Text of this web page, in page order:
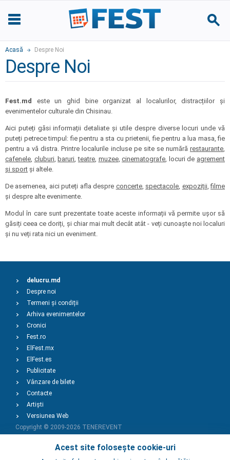
Acasă Despre Noi
Despre Noi
Fest.md
este un ghid bine organizat al localurilor, distracțiilor și
evenimentelor culturale din Chisinau.
Aici puteți găsi informații detaliate și utile despre diverse locuri unde vă
puteți petrece timpul: fie pentru a sta cu prietenii, fie pentru a lua masa, fie
pentru a vă distra. Printre localurile incluse pe site se numără restaurante,
cafenele, cluburi, baruri,teatre, muzee,cinematografe, locuri de agrement
și sport și altele.
De asemenea, aici puteți afla despre concerte, spectacole, expoziții,filme
și despre alte evenimente.
Modul în care sunt prezentate toate aceste informații vă permite ușor să
găsiți ceea ce doriți, și chiar mai mult decât atât - veți cunoaște noi localuri
și nu veți rata nici un eveniment.
Acest site folosește cookie-uri
delucru.md
Despre noi
Termeni și condiții
Arhiva evenimentelor
Cronici
Fest.ro
ElFest.mx
ElFest.es
Publicitate
Vânzare de bilete
Contacte
Artiști
Versiunea Web
Copyright © 2009-2026 TENEREVENT
Adaugă Eveniment